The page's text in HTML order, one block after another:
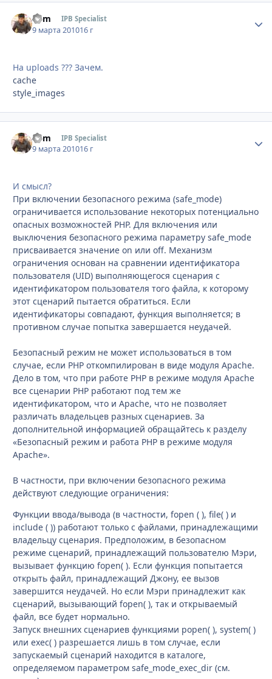
Som IPB Specialist
9 марта 201016 г
На uploads ??? Зачем.
cache
style_images
Som IPB Specialist
9 марта 201016 г
И смысл?
При включении безопасного режима (safe_mode)
ограничивается использование некоторых потенциально
опасных возможностей PHP. Для включения или
выключения безопасного режима параметру safe_mode
присваивается значение on или off. Механизм
ограничения основан на сравнении идентификатора
пользователя (UID) выполняющегося сценария с
идентификатором пользователя того файла, к которому
этот сценарий пытается обратиться. Если
идентификаторы совпадают, функция выполняется; в
противном случае попытка завершается неудачей.
Безопасный режим не может использоваться в том
случае, если PHP откомпилирован в виде модуля Apache.
Дело в том, что при работе PHP в режиме модуля Apache
все сценарии PHP работают под тем же
идентификатором, что и Apache, что не позволяет
различать владельцев разных сценариев. За
дополнительной информацией обращайтесь к разделу
«Безопасный режим и работа PHP в режиме модуля
Apache».
В частности, при включении безопасного режима
действуют следующие ограничения:
Функции ввода/вывода (в частности, fopen ( ), filе( ) и
include ( )) работают только с файлами, принадлежащими
владельцу сценария. Предположим, в безопасном
режиме сценарий, принадлежащий пользователю Мэри,
вызывает функцию fopen( ). Если функция попытается
открыть файл, принадлежащий Джону, ее вызов
завершится неудачей. Но если Мэри принадлежит как
сценарий, вызывающий fopen( ), так и открываемый
файл, все будет нормально.
Запуск внешних сценариев функциями popen( ), system( )
или ехес( ) разрешается лишь в том случае, если
запускаемый сценарий находится в каталоге,
определяемом параметром safe_mode_exec_dir (см.